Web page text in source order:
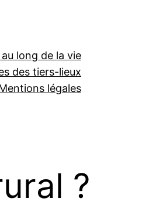
long de la vie
des tiers-lieux
légales
?